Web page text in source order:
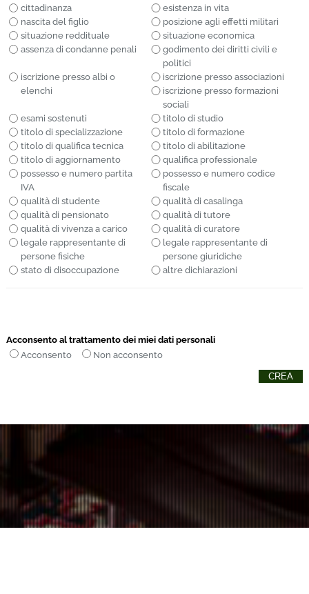
cittadinanza
esistenza in vita
nascita del figlio
posizione agli effetti militari
situazione reddituale
situazione economica
assenza di condanne penali
godimento dei diritti civili e
politici
iscrizione presso albi o
elenchi
iscrizione presso associazioni
iscrizione presso formazioni
sociali
esami sostenuti
titolo di studio
titolo di specializzazione
titolo di formazione
titolo di qualifica tecnica
titolo di abilitazione
titolo di aggiornamento
qualifica professionale
possesso e numero partita
IVA
possesso e numero codice
fiscale
qualità di studente
qualità di casalinga
qualità di pensionato
qualità di tutore
qualità di vivenza a carico
qualità di curatore
legale rappresentante di
persone fisiche
legale rappresentante di
persone giuridiche
stato di disoccupazione
altre dichiarazioni
Acconsento al trattamento dei miei dati personali
Acconsento
Non acconsento